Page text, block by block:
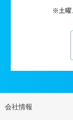
※土曜
会社情報